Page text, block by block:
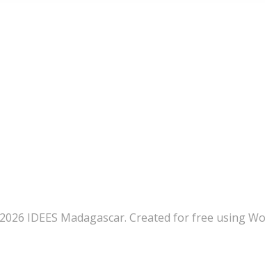
IDEES Madagascar. Created for free using